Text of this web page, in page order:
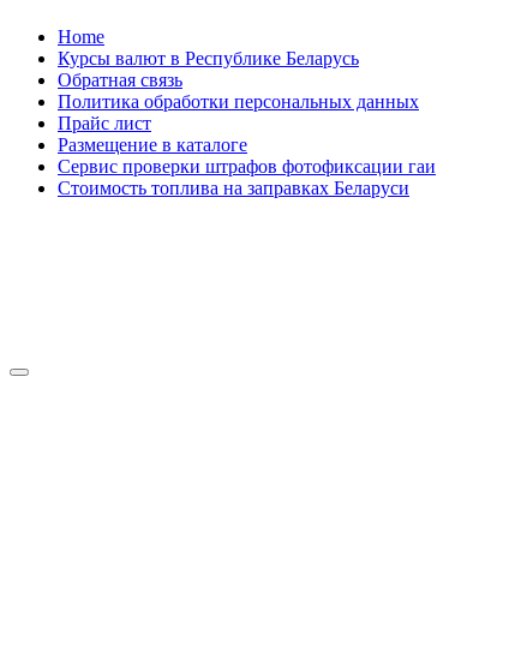
Skip
content
Home
Курсы валют в Республике Беларусь
Обратная связь
Политика обработки персональных данных
Прайс лист
Размещение в каталоге
Сервис проверки штрафов фотофиксации гаи
Стоимость топлива на заправках Беларуси